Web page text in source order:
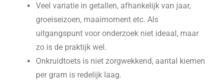
Veel variatie in getallen, afhankelijk van jaar,
groeiseizoen, maaimoment etc. Als
uitgangspunt voor onderzoek niet ideaal, maar
zo is de praktijk wel.
Onkruidtoets is niet zorgwekkend, aantal kiemen
per gram is redelijk laag.